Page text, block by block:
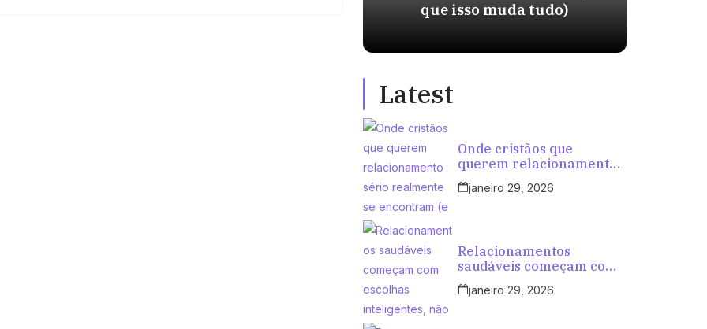
que isso muda tudo)
Latest
Onde cristãos que
querem relacionamento
sério realmente se
encontram (e por que
janeiro 29, 2026
Relacionamentos
saudáveis começam com
escolhas inteligentes, não
com tentativas aleatórias
janeiro 29, 2026